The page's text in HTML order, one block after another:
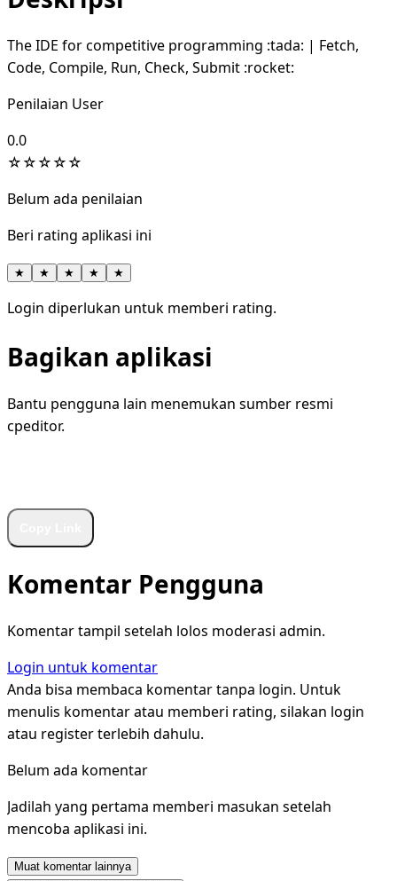
The IDE for competitive programming :tada: | Fetch,
Code, Compile, Run, Check, Submit :rocket:
Penilaian User
0.0
☆☆☆☆☆
Belum ada penilaian
Beri rating aplikasi ini
★ ★ ★ ★ ★
Login diperlukan untuk memberi rating.
Bagikan aplikasi
Bantu pengguna lain menemukan sumber resmi
cpeditor.
Komentar Pengguna
Komentar tampil setelah lolos moderasi admin.
Login untuk komentar
Anda bisa membaca komentar tanpa login. Untuk
menulis komentar atau memberi rating, silakan login
atau register terlebih dahulu.
Belum ada komentar
Jadilah yang pertama memberi masukan setelah
mencoba aplikasi ini.
Muat komentar lainnya